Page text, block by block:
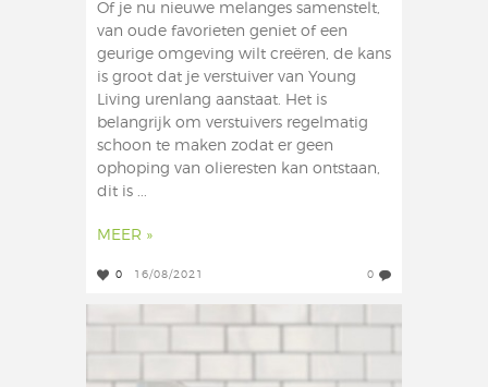
Of je nu nieuwe melanges samenstelt,
van oude favorieten geniet of een
geurige omgeving wilt creëren, de kans
is groot dat je verstuiver van Young
Living urenlang aanstaat. Het is
belangrijk om verstuivers regelmatig
schoon te maken zodat er geen
ophoping van olieresten kan ontstaan,
dit is ...
MEER »
0 16/08/2021 0